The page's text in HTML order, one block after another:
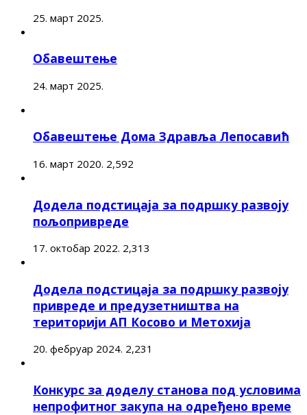
25. март 2025.
Обавештење
24. март 2025.
Обавештење Дома Здравља Лепосавић
16. март 2020. 2,592
Додела подстицаја за подршку развоју
пољопривреде
17. октобар 2022. 2,313
Додела подстицаја за подршку развоју
привреде и предузетништва на
територији АП Косово и Метохија
20. фебруар 2024. 2,231
Конкурс за доделу станова под условима
непрофитног закупа на одређено време